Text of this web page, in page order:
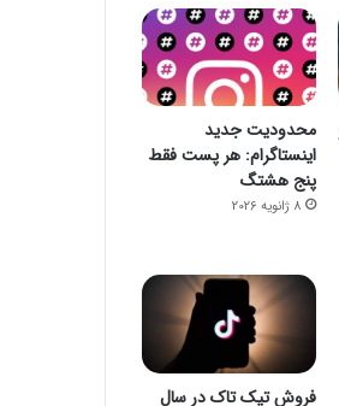
محدودیت جدید
اینستاگرام: هر پست فقط
پنج هشتگ
8 ژانویه 2026
فروش تیک تاک در سال